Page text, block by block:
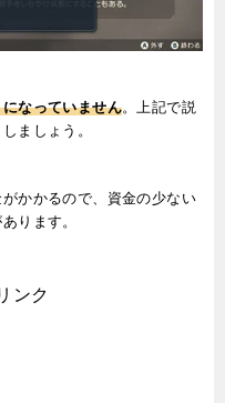
なっていません。上記で説
ましょう。
かかるので、資金の少ない
ります。
ンク